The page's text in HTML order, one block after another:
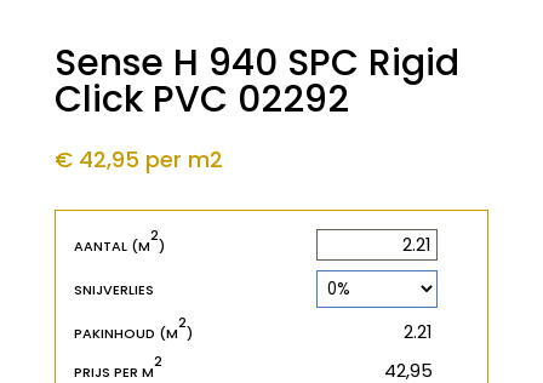
Sense H 940 SPC Rigid
Click PVC 02292
€ 42,95 per m2
AANTAL (M
2
)
SNIJVERLIES
PAKINHOUD (M
2
)
PRIJS PER M
2